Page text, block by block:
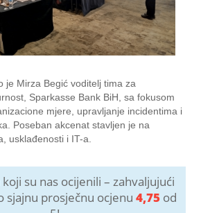
je Mirza Begić voditelj tima za
Sparkasse Bank BiH, sa fokusom
mjere, upravljanje incidentima i
Poseban akcenat stavljen je na
usklađenosti i IT-a.
su nas ocijenili – zahvaljujući
sjajnu prosječnu ocjenu 4,75od